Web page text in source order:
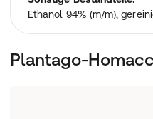
Ethanol 94% (m/m),
Plantago-